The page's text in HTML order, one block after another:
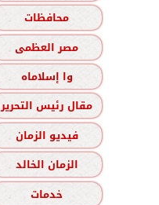
محافظات
مصر العظمى
وا إسلاماه
مقال رئيس التحرير
فيديو الزمان
الزمان الخالد
خدمات